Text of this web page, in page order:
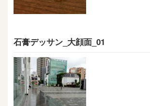
石膏デッサン_大顔面_01